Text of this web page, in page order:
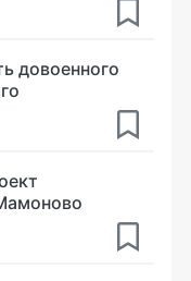
довоенного